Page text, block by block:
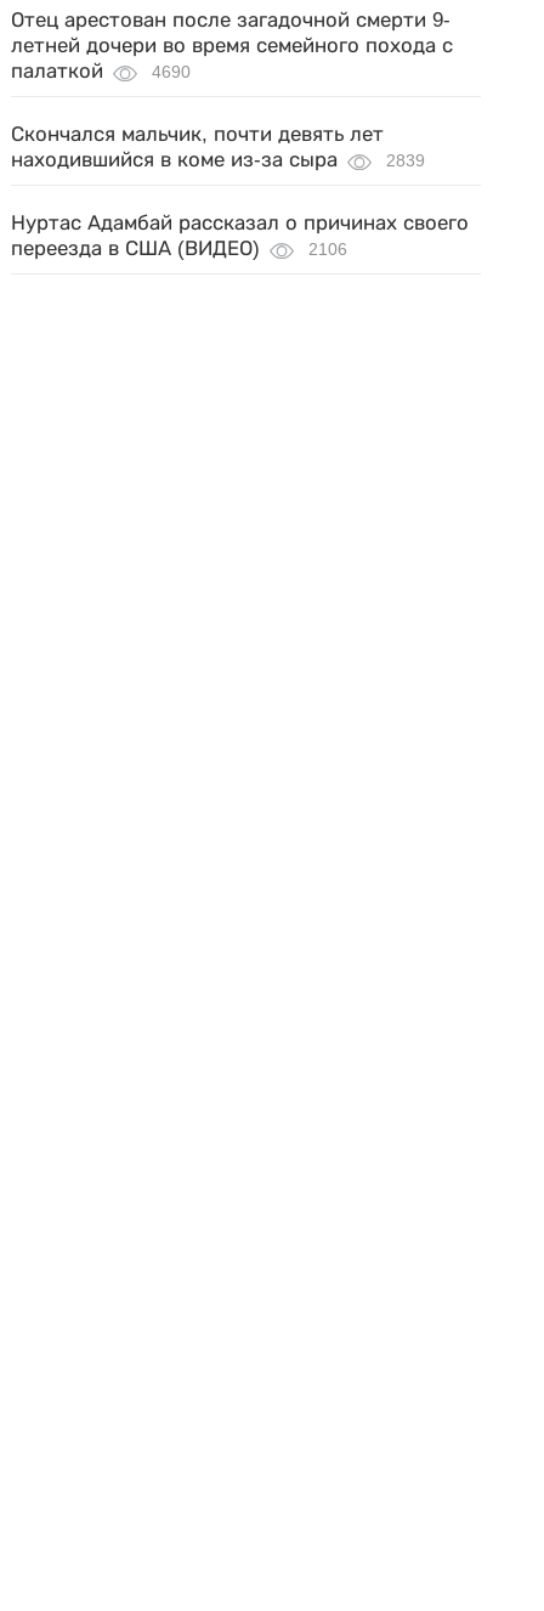
Отец арестован после загадочной смерти 9-
летней дочери во время семейного похода с
палаткой
4690
Скончался мальчик, почти девять лет
находившийся в коме из-за сыра
2839
Нуртас Адамбай рассказал о причинах своего
переезда в США (ВИДЕО)
2106